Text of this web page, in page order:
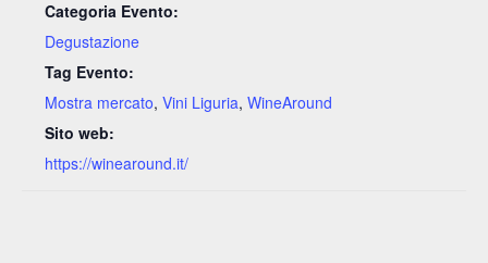
Categoria Evento:
Degustazione
Tag Evento:
Mostra mercato, Vini Liguria, WineAround
Sito web:
https://winearound.it/